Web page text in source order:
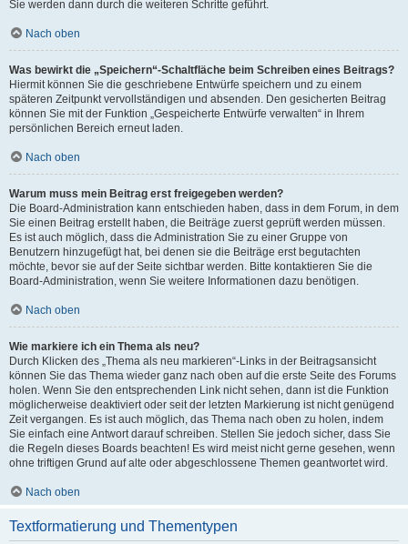
Sie werden dann durch die weiteren Schritte geführt.
Nach oben
Was bewirkt die „Speichern“-Schaltfläche beim Schreiben eines Beitrags?
Hiermit können Sie die geschriebene Entwürfe speichern und zu einem
späteren Zeitpunkt vervollständigen und absenden. Den gesicherten Beitrag
können Sie mit der Funktion „Gespeicherte Entwürfe verwalten“ in Ihrem
persönlichen Bereich erneut laden.
Nach oben
Warum muss mein Beitrag erst freigegeben werden?
Die Board-Administration kann entschieden haben, dass in dem Forum, in dem
Sie einen Beitrag erstellt haben, die Beiträge zuerst geprüft werden müssen.
Es ist auch möglich, dass die Administration Sie zu einer Gruppe von
Benutzern hinzugefügt hat, bei denen sie die Beiträge erst begutachten
möchte, bevor sie auf der Seite sichtbar werden. Bitte kontaktieren Sie die
Board-Administration, wenn Sie weitere Informationen dazu benötigen.
Nach oben
Wie markiere ich ein Thema als neu?
Durch Klicken des „Thema als neu markieren“-Links in der Beitragsansicht
können Sie das Thema wieder ganz nach oben auf die erste Seite des Forums
holen. Wenn Sie den entsprechenden Link nicht sehen, dann ist die Funktion
möglicherweise deaktiviert oder seit der letzten Markierung ist nicht genügend
Zeit vergangen. Es ist auch möglich, das Thema nach oben zu holen, indem
Sie einfach eine Antwort darauf schreiben. Stellen Sie jedoch sicher, dass Sie
die Regeln dieses Boards beachten! Es wird meist nicht gerne gesehen, wenn
ohne triftigen Grund auf alte oder abgeschlossene Themen geantwortet wird.
Nach oben
Textformatierung und Thementypen